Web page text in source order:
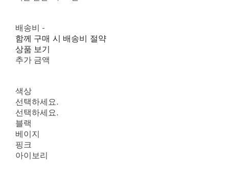
배송비 -
함께 구매 시 배송비 절약
상품 보기
추가 금액
색상
선택하세요.
선택하세요.
블랙
베이지
핑크
아이보리